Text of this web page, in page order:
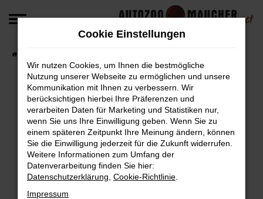
Zum
Fehler: Network Error
Beim Laden ist ein Fehler aufgetreten.
Hier sind ein paar Tipps, die dir helfen können:
Überprüfe deine Firewall und deine
Internetverbindung.
Laden andere Webseiten, zum Beispiel deine
Cookie Einstellungen
Wir nutzen Cookies, um Ihnen die bestmögliche
Nutzung unserer Webseite zu ermöglichen und unsere
Kommunikation mit Ihnen zu verbessern. Wir
berücksichtigen hierbei Ihre Präferenzen und
verarbeiten Daten für Marketing und Statistiken nur,
wenn Sie uns Ihre Einwilligung geben. Wenn Sie zu
einem späteren Zeitpunkt Ihre Meinung ändern, können
Sie die Einwilligung jederzeit für die Zukunft widerrufen.
Weitere Informationen zum Umfang der
Datenverarbeitung finden Sie hier:
Datenschutzerklärung Cookie-Richtlinie
Impressum